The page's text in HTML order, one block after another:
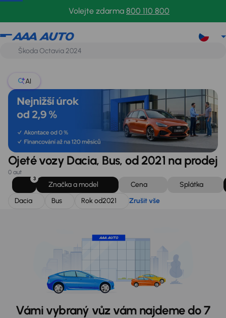
Volejte zdarma 800 110 800
Dacia
AI
Ojeté vozy Dacia, Bus, od 2021 na prodej
0 aut
3
Značka a model Cena
Splátka
Dacia
Bus Rok od2021 Zrušit vše
Vámi vybraný vůz vám najdeme do 7